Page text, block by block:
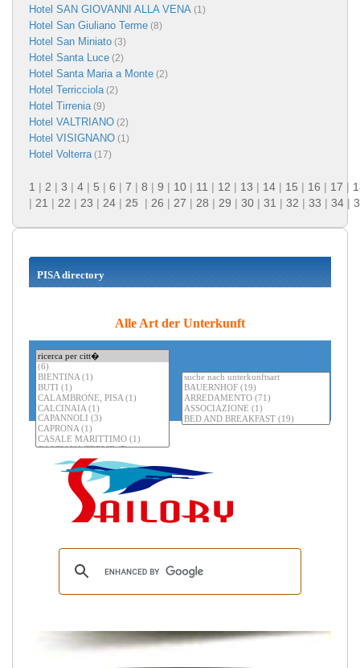
Hotel SAN GIOVANNI ALLA VENA (1)
Hotel San Giuliano Terme (8)
Hotel San Miniato (3)
Hotel Santa Luce (2)
Hotel Santa Maria a Monte (2)
Hotel Terricciola(2)
Hotel Tirrenia(9)
Hotel VALTRIANO (2)
Hotel VISIGNANO (1)
Hotel Volterra(17)
1 | 2 | 3 | 4 | 5 | 6 | 7 | 8 | 9 | 10 | 11 | 12 | 13 | 14 | 15 | 16 | 17 |
| 21 | 22 | 23 | 24 | 25 | 26 | 27 | 28 | 29 | 30 | 31 | 32 | 33 | 34 |
PISA directory
Alle Art der Unterkunft